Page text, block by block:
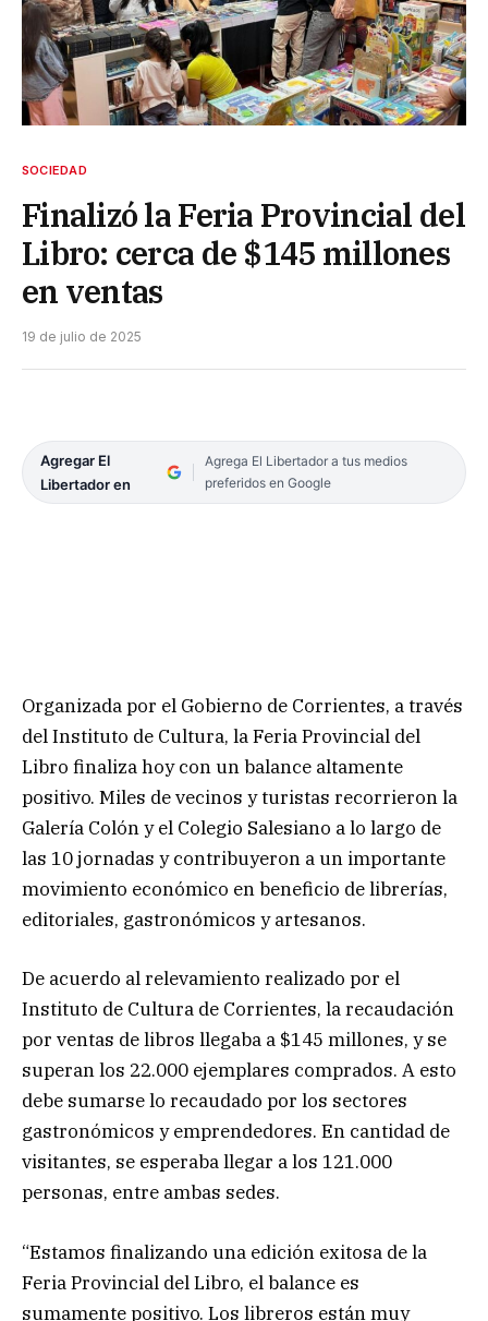
SOCIEDAD
Finalizó la Feria Provincial del
Libro: cerca de $145 millones
en ventas
19 de julio de 2025
Agregar El
Libertador en
Agrega El Libertador a tus medios
preferidos en Google
Organizada por el Gobierno de Corrientes, a través
del Instituto de Cultura, la Feria Provincial del
Libro finaliza hoy con un balance altamente
positivo. Miles de vecinos y turistas recorrieron la
Galería Colón y el Colegio Salesiano a lo largo de
las 10 jornadas y contribuyeron a un importante
movimiento económico en beneficio de librerías,
editoriales, gastronómicos y artesanos.
De acuerdo al relevamiento realizado por el
Instituto de Cultura de Corrientes, la recaudación
por ventas de libros llegaba a $145 millones, y se
superan los 22.000 ejemplares comprados. A esto
debe sumarse lo recaudado por los sectores
gastronómicos y emprendedores. En cantidad de
visitantes, se esperaba llegar a los 121.000
personas, entre ambas sedes.
“Estamos finalizando una edición exitosa de la
Feria Provincial del Libro, el balance es
sumamente positivo. Los libreros están muy